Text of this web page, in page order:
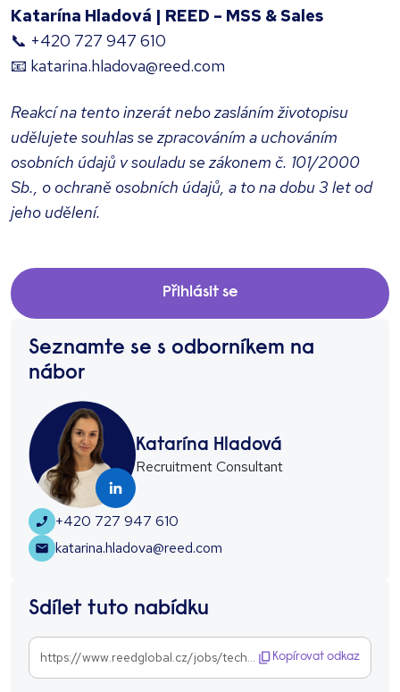
Katarína Hladová | REED – MSS & Sales
📞 +420 727 947 610
📧 katarina.hladova@reed.com
Reakcí na tento inzerát nebo zasláním životopisu
udělujete souhlas se zpracováním a uchováním
osobních údajů v souladu se zákonem č. 101/2000
Sb., o ochraně osobních údajů, a to na dobu 3 let od
jeho udělení.
Přihlásit se
Seznamte se s odborníkem na
nábor
Katarína Hladová
Recruitment Consultant
+420 727 947 610
katarina.hladova@reed.com
Sdílet tuto nabídku
https://www.reedglobal.cz/jobs/technick-d-tov-podpora-s-holand-tinou--1294491 Kopírovat odkaz